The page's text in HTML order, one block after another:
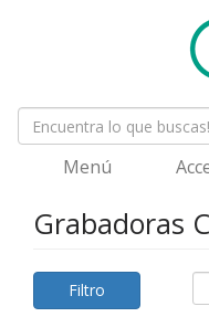
Menú
Grabadoras
Filtro